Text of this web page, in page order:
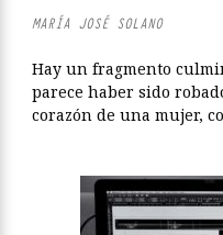
MARÍA JOSÉ SOLANO
Hay un fragmento
parece haber sido
corazón de una mujer,